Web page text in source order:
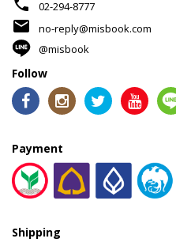
phone 02-294-8777
mail
no-reply@misbook.com
@misbook
Follow
Payment
Shipping